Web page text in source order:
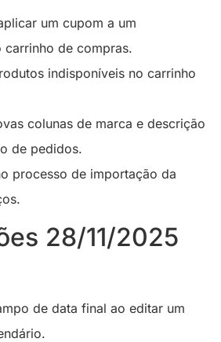
um cupom a um
de compras.
indisponíveis no carrinho
colunas de marca e descrição
de pedidos.
processo de importação da
28/11/2025
de data final ao editar um